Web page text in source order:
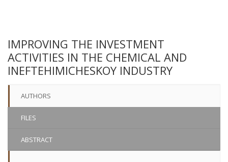
IMPROVING THE INVESTMENT
ACTIVITIES IN THE CHEMICAL AND
INEFTEHIMICHESKOY INDUSTRY
AUTHORS
FILES
ABSTRACT